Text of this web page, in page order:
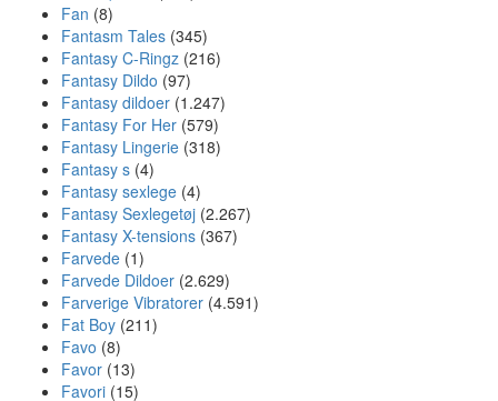
Fan (8)
Fantasm Tales (345)
Fantasy C-Ringz (216)
Fantasy Dildo (97)
Fantasy dildoer (1.247)
Fantasy For Her (579)
Fantasy Lingerie (318)
Fantasy s (4)
Fantasy sexlege (4)
Fantasy Sexlegetøj (2.267)
Fantasy X-tensions (367)
Farvede (1)
Farvede Dildoer (2.629)
Farverige Vibratorer (4.591)
Fat Boy (211)
Favo (8)
Favor (13)
Favori (15)